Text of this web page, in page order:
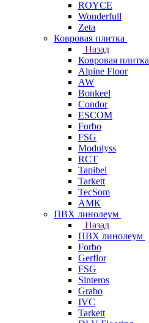
ROYCE
Wonderfull
Zeta
Ковровая плитка
Назад
Ковровая плитка
Alpine Floor
AW
Bonkeel
Condor
ESCOM
Forbo
FSG
Modulyss
RCT
Tapibel
Tarkett
TecSom
АМК
ПВХ линолеум
Назад
ПВХ линолеум
Forbo
Gerflor
FSG
Sinteros
Grabo
IVC
Tarkett